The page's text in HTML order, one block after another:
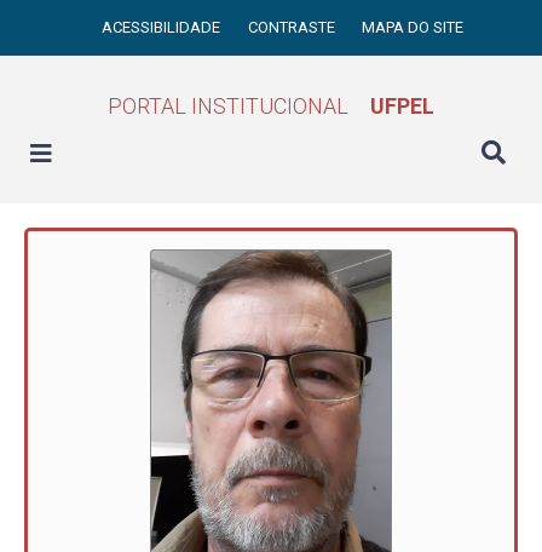
ACESSIBILIDADE CONTRASTE MAPA DO SITE
PORTAL INSTITUCIONAL UFPEL